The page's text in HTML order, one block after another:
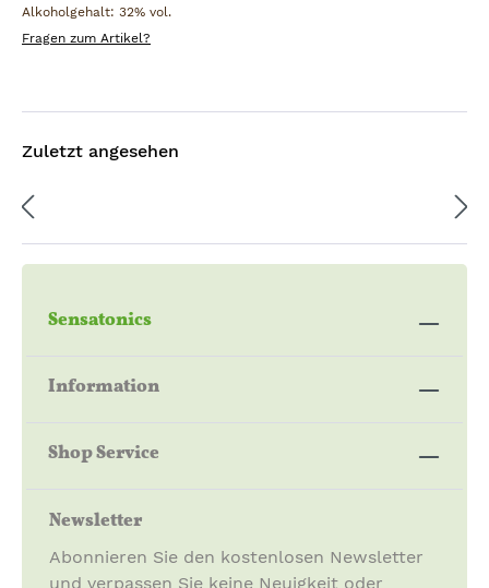
Alkoholgehalt: 32% vol.
Fragen zum Artikel?
Zuletzt angesehen
Sensatonics
Information
Shop Service
Newsletter
Abonnieren Sie den kostenlosen Newsletter
und verpassen Sie keine Neuigkeit oder